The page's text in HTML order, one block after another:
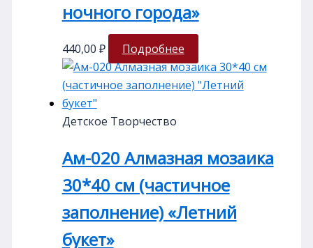
ночного города»
440,00 ₽ Подробнее
Детское Творчество
Ам-020 Алмазная мозаика
30*40 см (частичное
заполнение) «Летний
букет»